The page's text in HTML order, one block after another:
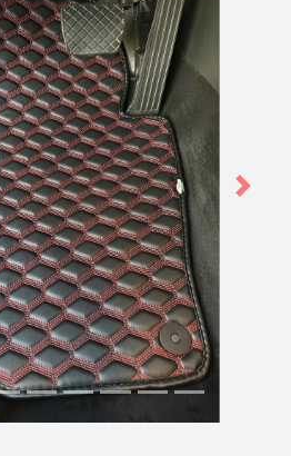
Next